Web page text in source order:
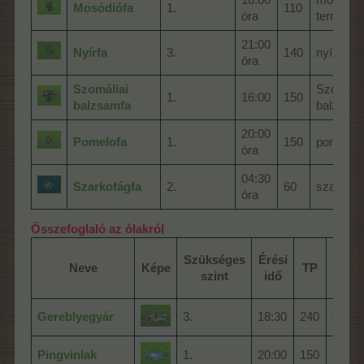
Mosódiófa 1.
óra
110
termés
Nyírfa 3.
21:00
óra
140
Szomáliai
balzsamfa
1. 16:00 150
Pomelofa 1.
20:00
óra
150 pomelo
Szarkofágfa 2.
04:30
óra
60
Összefoglaló az ólakról
Neve Képe
Szükséges
szint
Érési
idő
TP
Gereblyegyár 3. 18:30 240
Pingvinlak 1. 20:00 150